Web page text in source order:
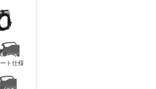
ト仕様